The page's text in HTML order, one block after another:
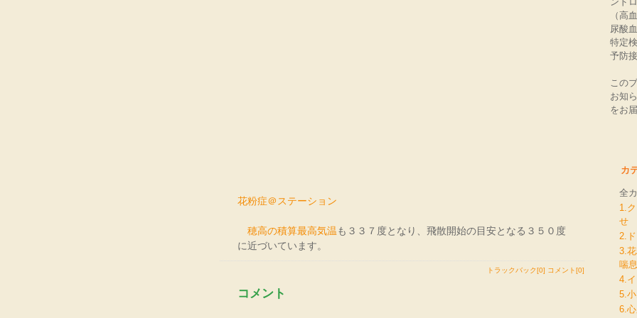
花粉症＠ステーション
穂高の積算最高気温も３３７度となり、飛散開始の目安となる３５０度
に近づいています。
トラックバック[0] コメント[0]
コメント
（高
尿酸
特定
予防
この
お知
をお
カ
全
1.
せ
2.
3.
喘息
4.
5.
6.